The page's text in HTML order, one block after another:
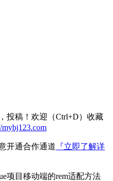
投稿！欢迎（Ctrl+D）收藏
mybj123.com
开通合作通道 『立即了解详
项目移动端的rem适配方法